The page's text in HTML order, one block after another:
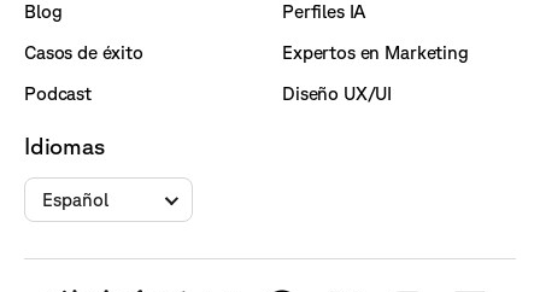
Blog
Casos de éxito
Podcast
Perfiles IA
Expertos en Marketing
Diseño UX/UI
Idiomas
Español